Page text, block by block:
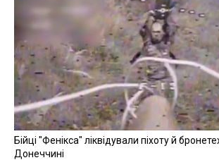
Бійці "Фенікса" ліквідували піхоту й
Донеччині